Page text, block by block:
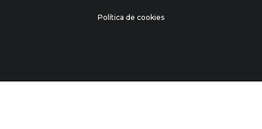
Política de cookies